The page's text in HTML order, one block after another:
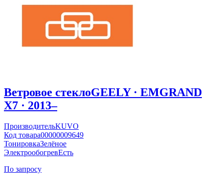
Ветровое стеклоGEELY · EMGRAND
X7 · 2013–
ПроизводительKUVO
Код товара00000009649
ТонировкаЗелёное
ЭлектрообогревЕсть
По запросу